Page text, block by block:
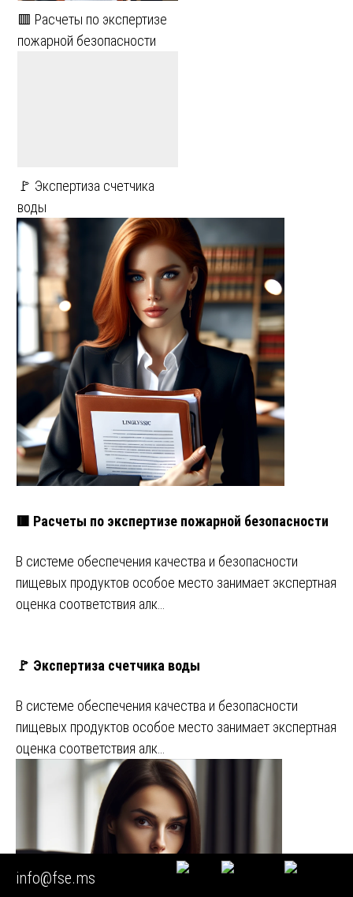
🟥 Расчеты по экспертизе
пожарной безопасности
🚩 Экспертиза счетчика
воды
🟥 Расчеты по экспертизе пожарной безопасности
В системе обеспечения качества и безопасности
пищевых продуктов особое место занимает экспертная
оценка соответствия алк…
🚩 Экспертиза счетчика воды
В системе обеспечения качества и безопасности
пищевых продуктов особое место занимает экспертная
оценка соответствия алк…
info@fse.ms